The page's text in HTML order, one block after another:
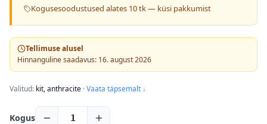
Kogusesoodustused alates 10 tk — küsi pakkumist
Tellimuse alusel
Hinnanguline saadavus: 16. august 2026
Valitud: kit, anthracite ·Vaata täpsemalt ↓
Kogus 1